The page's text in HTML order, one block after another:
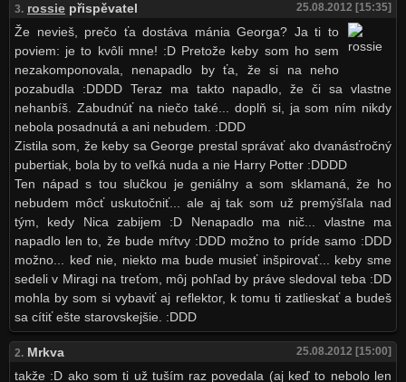
3. rossiepřispěvatel 25.08.2012 [15:35]
Že nevieš, prečo ťa dostáva mánia Georga? Ja ti to
poviem: je to kvôli mne! :D Pretože keby som ho sem
nezakomponovala, nenapadlo by ťa, že si na neho
pozabudla :DDDD Teraz ma takto napadlo, že či sa vlastne
nehanbíš. Zabudnúť na niečo také... doplň si, ja som ním nikdy
nebola posadnutá a ani nebudem. :DDD
Zistila som, že keby sa George prestal správať ako dvanásťročný
pubertiak, bola by to veľká nuda a nie Harry Potter :DDDD
Ten nápad s tou slučkou je geniálny a som sklamaná, že ho
nebudem môcť uskutočniť... ale aj tak som už premýšľala nad
tým, kedy Nica zabijem :D Nenapadlo ma nič... vlastne ma
napadlo len to, že bude mŕtvy :DDD možno to príde samo :DDD
možno... keď nie, niekto ma bude musieť inšpirovať... keby sme
sedeli v Miragi na treťom, môj pohľad by práve sledoval teba :DD
mohla by som si vybaviť aj reflektor, k tomu ti zatlieskať a budeš
sa cítiť ešte starovskejšie. :DDD
2.Mrkva 25.08.2012 [15:00]
takže :D ako som ti už tuším raz povedala (aj keď to nebolo len